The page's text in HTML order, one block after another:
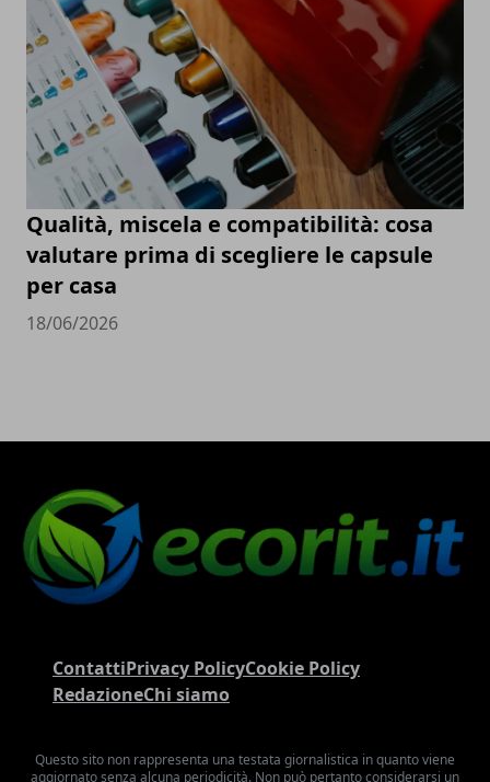
Qualità, miscela e compatibilità: cosa
valutare prima di scegliere le capsule
per casa
18/06/2026
ContattiPrivacy PolicyCookie Policy
RedazioneChi siamo
Questo sito non rappresenta una testata giornalistica in quanto viene
aggiornato senza alcuna periodicità. Non può pertanto considerarsi un